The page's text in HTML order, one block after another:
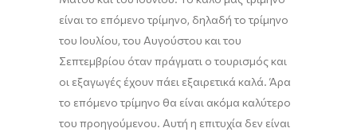
είναι το επόμενο τρίμηνο, δηλαδή το τρίμηνο
του Ιουλίου, του Αυγούστου και του
Σεπτεμβρίου όταν πράγματι ο τουρισμός και
οι εξαγωγές έχουν πάει εξαιρετικά καλά. Άρα
το επόμενο τρίμηνο θα είναι ακόμα καλύτερο
του προηγούμενου. Αυτή η επιτυχία δεν είναι